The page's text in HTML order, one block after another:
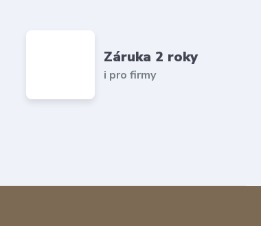
Záruka 2 roky
i pro firmy